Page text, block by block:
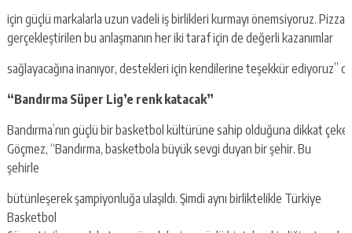
için güçlü markalarla uzun vadeli iş birlikleri kurmayı önemsiyoruz. Pizza
gerçekleştirilen bu anlaşmanın her iki taraf için de değerli kazanımlar
sağlayacağına inanıyor, destekleri için kendilerine teşekkür ediyoruz”
“Bandırma Süper Lig’e renk katacak”
Bandırma’nın güçlü bir basketbol kültürüne sahip olduğuna dikkat
Göçmez, “Bandırma, basketbola büyük sevgi duyan bir şehir. Bu
şehirle
bütünleşerek şampiyonluğa ulaşıldı. Şimdi aynı birliktelikle Türkiye
Basketbol